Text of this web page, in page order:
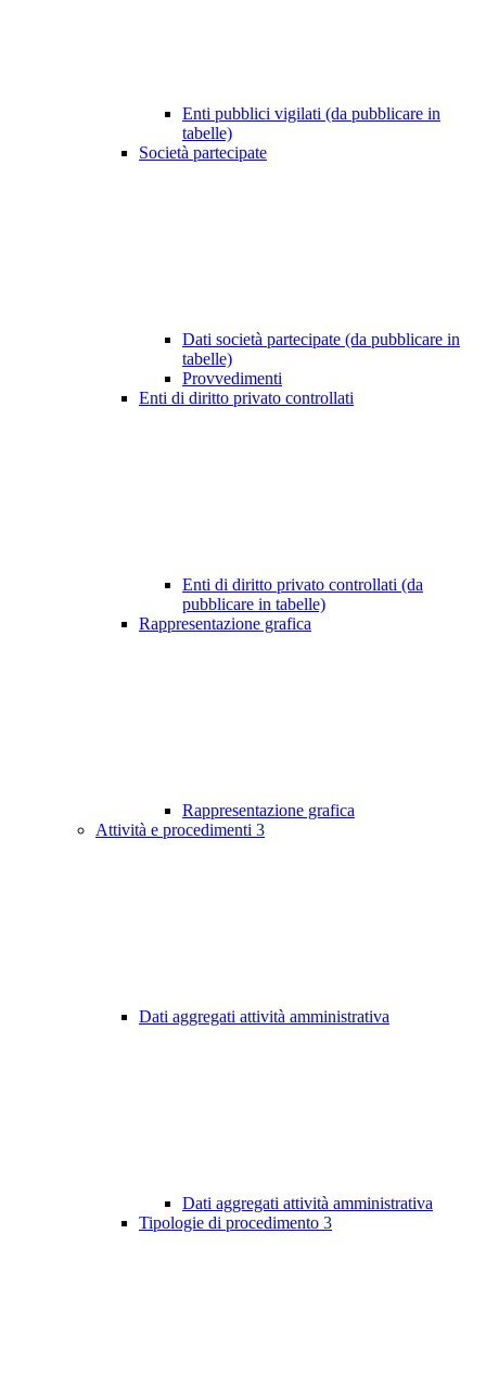
Enti pubblici vigilati (da pubblicare in
tabelle)
Società partecipate
Dati società partecipate (da pubblicare in
tabelle)
Provvedimenti
Enti di diritto privato controllati
Enti di diritto privato controllati (da
pubblicare in tabelle)
Rappresentazione grafica
Rappresentazione grafica
Attività e procedimenti 3
Dati aggregati attività amministrativa
Dati aggregati attività amministrativa
Tipologie di procedimento 3